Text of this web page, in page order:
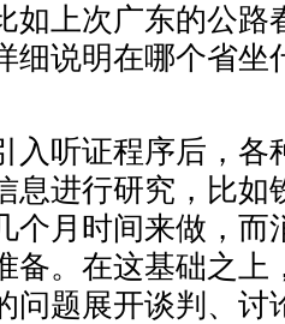
如上次广东的公路
细说明在哪个省坐
听证程序后，各
息进行研究，比如
个月时间来做，
备。在这基础之上
问题展开谈判、